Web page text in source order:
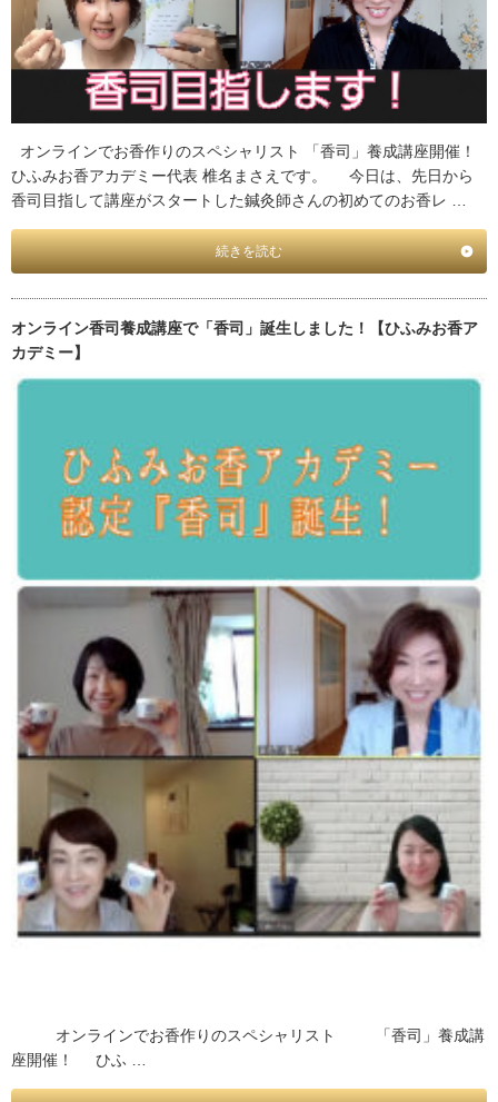
オンラインでお香作りのスペシャリスト 「香司」養成講座開催！
ひふみお香アカデミー代表 椎名まさえです。 今日は、先日から
香司目指して講座がスタートした鍼灸師さんの初めてのお香レ …
続きを読む
オンライン香司養成講座で「香司」誕生しました！【ひふみお香ア
カデミー】
オンラインでお香作りのスペシャリスト 「香司」養成講
座開催！ ひふ …